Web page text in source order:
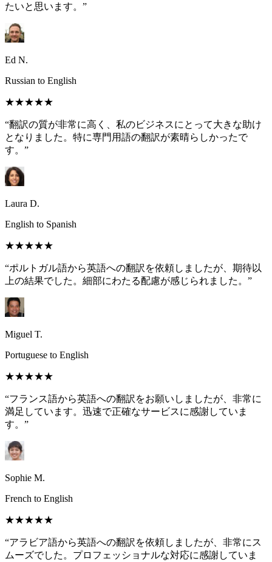
たいと思います。”
Ed N.
Russian to English
★★★★★
“翻訳の質が非常に高く、私のビジネスにとって大きな助け
となりました。特に専門用語の翻訳が素晴らしかったで
す。”
Laura D.
English to Spanish
★★★★★
“ポルトガル語から英語への翻訳を依頼しましたが、期待以
上の結果でした。細部にわたる配慮が感じられました。”
Miguel T.
Portuguese to English
★★★★★
“フランス語から英語への翻訳をお願いしましたが、非常に
満足しています。迅速で正確なサービスに感謝していま
す。”
Sophie M.
French to English
★★★★★
“アラビア語から英語への翻訳を依頼しましたが、非常にス
ムーズでした。プロフェッショナルな対応に感謝していま